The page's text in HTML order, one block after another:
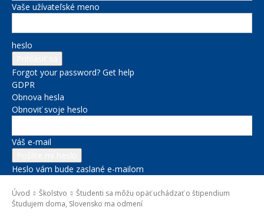
Vaše užívateľské meno
heslo
Forgot your password? Get help
GDPR
Obnova hesla
Obnoviť svoje heslo
Váš e-mail
Heslo vám bude zaslané e-mailom
Úvod Školstvo
Študenti sa môžu opäť uchádzať o štipendium
Študujem doma, Slovensko ma odmení